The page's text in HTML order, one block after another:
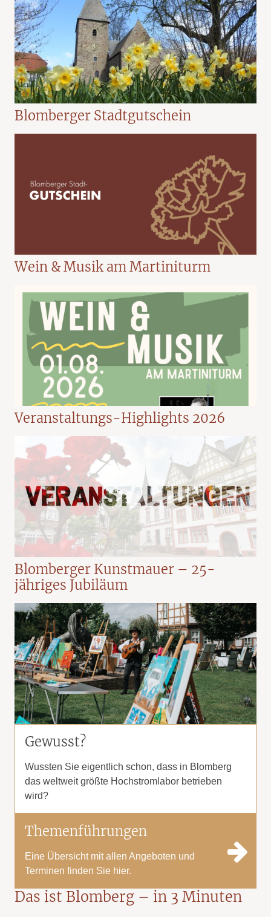
Blomberger Stadtgutschein
Wein & Musik am Martiniturm
Veranstaltungs-Highlights 2026
Blomberger Kunstmauer – 25-
jähriges Jubiläum
Gewusst?
Wussten Sie eigentlich schon, dass in Blomberg
das weltweit größte Hochstromlabor betrieben
wird?
Themenführungen
Eine Übersicht mit allen Angeboten und
Terminen finden Sie hier.
Das ist Blomberg – in 3 Minuten